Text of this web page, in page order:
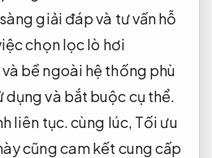
giải đáp và tư vấn hỗ
chọn lọc lò hơi
bề ngoài hệ thống phù
dụng và bắt buộc cụ thể.
liên tục. cùng lúc, Tối ưu
cũng cam kết cung cấp